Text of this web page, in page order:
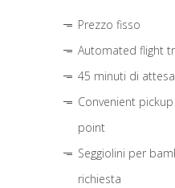
Prezzo fisso
Automated flight
45 minuti di
Convenient
point
Seggiolini per
richiesta